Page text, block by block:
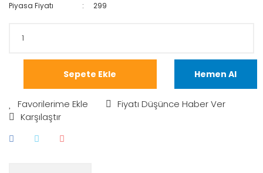
Piyasa Fiyatı
299
Sepete Ekle Hemen Al
Fiyatı Düşünce Haber Ver
Karşılaştır